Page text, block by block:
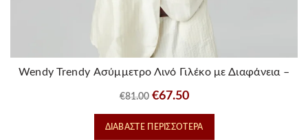
Wendy Trendy Ασύμμετρο Λινό Γιλέκο με Διαφάνεια –
€81.00 Original
price
was:
€67.50Η
τρέχουσα
τιμή
ΔΙΑΒΆΣΤΕ ΠΕΡΙΣΣΌΤΕΡΑ